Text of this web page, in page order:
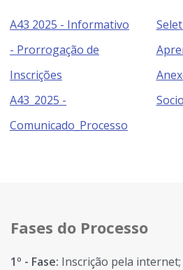
A43 2025 - Informativo
- Prorrogação de
Inscrições
A43_2025 -
Comunicado_Processo
Fases do Processo
1º - Fase: Inscrição pela internet;